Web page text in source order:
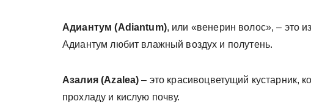
Адиантум (Adiantum), или «венерин волос», – это
Адиантум любит влажный воздух и полутень.
Азалия (Azalea) – это красивоцветущий кустарник,
прохладу и кислую почву.